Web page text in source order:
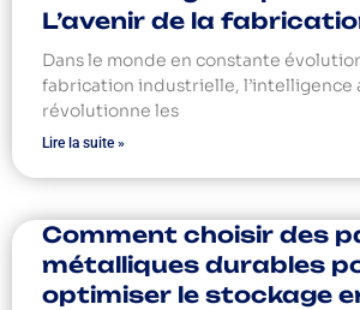
L’avenir de la
Dans le monde en constante
fabrication industrielle, l’intelligence
révolutionne les
Lire la suite »
Comment choisir des
métalliques durables
optimiser le stockage